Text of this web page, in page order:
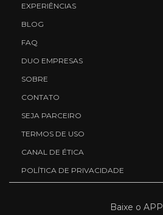
EXPERIÊNCIAS
BLOG
FAQ
DUO EMPRESAS
SOBRE
CONTATO
SEJA PARCEIRO
TERMOS DE USO
CANAL DE ÉTICA
POLÍTICA DE PRIVACIDADE
Baixe o APP